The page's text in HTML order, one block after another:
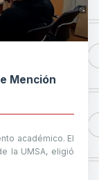
Mención
académico. El
la UMSA, eligió